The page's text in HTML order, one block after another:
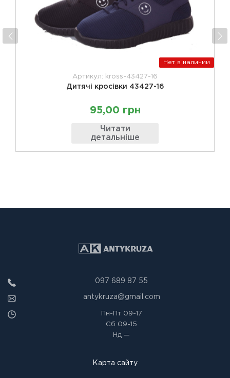
Нет в наличии
Артикул: kross-43427-16
Дитячі кросівки 43427-16
95,00 грн
Читати
детальніше
097 689 87 55
antykruza@gmail.com
Пн-Пт09-17
Сб 09-15
Нд —
Карта сайту